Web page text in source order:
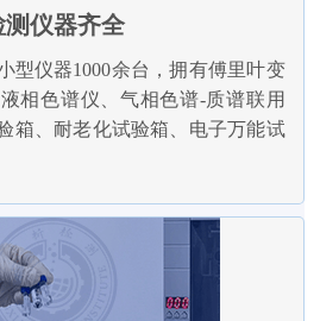
测仪器齐全
型仪器1000余台，拥有傅里叶变
相色谱仪、气相色谱-质谱联用
箱、耐老化试验箱、电子万能试